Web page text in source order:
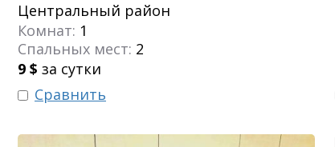
Центральный район
Комнат: 1
Спальных мест: 2
9 $ за сутки
Сравнить